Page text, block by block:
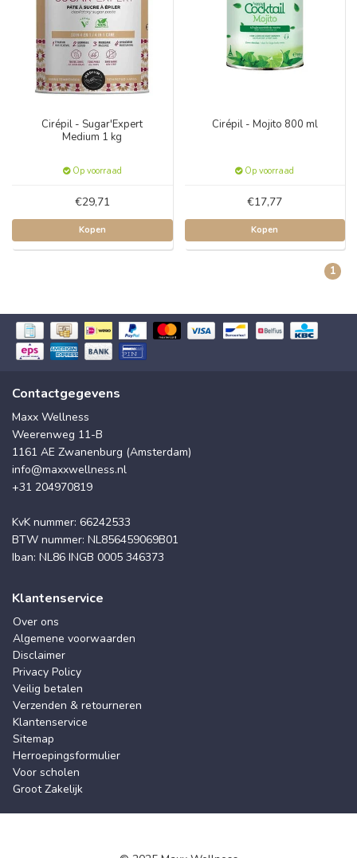
Cirépil - Sugar'Expert
Medium 1 kg
Op voorraad
€29,71
Kopen
Cirépil - Mojito 800 ml
Op voorraad
€17,77
Kopen
1
Contactgegevens
Maxx Wellness
Weerenweg 11-B
1161 AE Zwanenburg (Amsterdam)
info@maxxwellness.nl
+31 204970819
KvK nummer: 66242533
BTW nummer: NL856459069B01
Iban: NL86 INGB 0005 346373
Klantenservice
Over ons
Algemene voorwaarden
Disclaimer
Privacy Policy
Veilig betalen
Verzenden & retourneren
Klantenservice
Sitemap
Herroepingsformulier
Voor scholen
Groot Zakelijk